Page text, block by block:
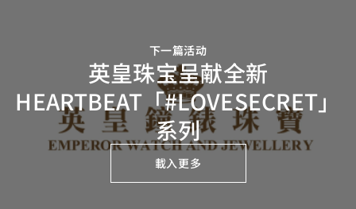
下一篇活动
英皇珠宝呈献全新
HEARTBEAT「#LOVESECRET」
系列
載入更多